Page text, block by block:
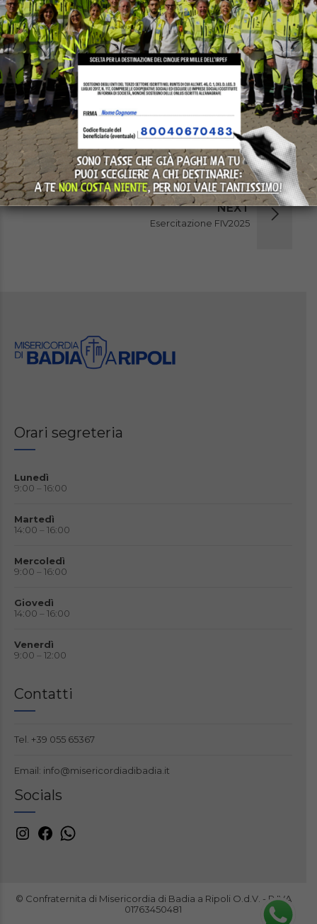
PREVIOUS
Servizio Civile Universale
NEXT
Esercitazione FIV2025
Orari segreteria
Lunedì
9:00 – 16:00
Martedì
14:00 – 16:00
Mercoledì
9:00 – 16:00
Giovedì
14:00 – 16:00
Venerdì
9:00 – 12:00
Contatti
Tel. +39 055 65367
Email: info@misericordiadibadia.it
Socials
© Confraternita di Misericordia di Badia a Ripoli O.d.V. - P.IVA
01763450481